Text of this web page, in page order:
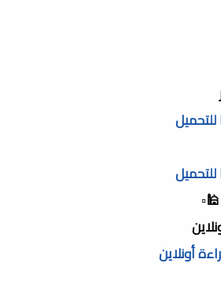
أونلاين